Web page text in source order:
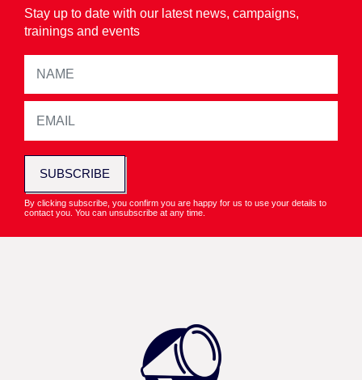
Stay up to date with our latest news, campaigns,
trainings and events
SUBSCRIBE
By clicking subscribe, you confirm you are happy for us to use your details to
contact you. You can unsubscribe at any time.